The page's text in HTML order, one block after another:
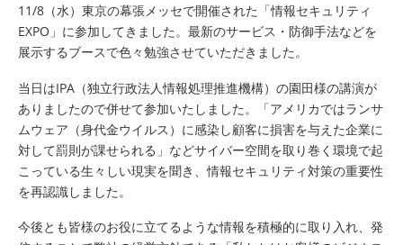
11/8（水）東京の幕張メッセで開催された「情報セキュリティ
EXPO」に参加してきました。最新のサービス・防御手法などを
展示するブースで色々勉強させていただきました。
当日はIPA（独立行政法人情報処理推進機構）の園田様の講演が
ありましたので併せて参加いたしました。「アメリカではランサ
ムウェア（身代金ウイルス）に感染し顧客に損害を与えた企業に
対して罰則が課せられる」などサイバー空間を取り巻く環境で起
こっている生々しい現実を聞き、情報セキュリティ対策の重要性
を再認識しました。
今後とも皆様のお役に立てるような情報を積極的に取り入れ、発